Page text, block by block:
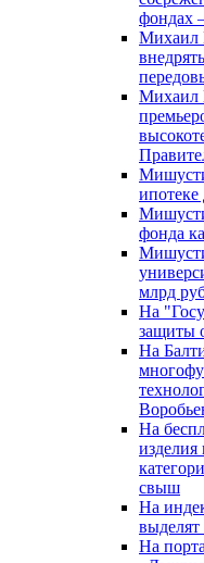
фондах
Михаил
Михаил
фонда
млрд
На
защиты
На
На
изделия
свыш
На
На